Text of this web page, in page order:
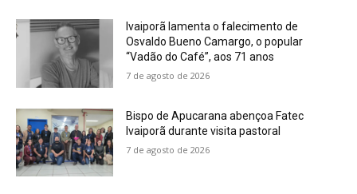
Ivaiporã lamenta o falecimento de
Osvaldo Bueno Camargo, o popular
“Vadão do Café”, aos 71 anos
7 de agosto de 2026
Bispo de Apucarana abençoa Fatec
Ivaiporã durante visita pastoral
7 de agosto de 2026